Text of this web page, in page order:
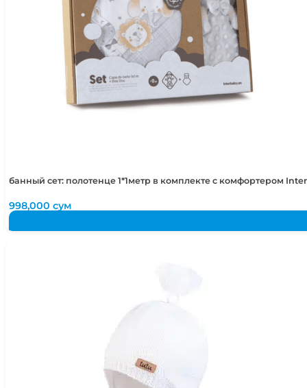
банный сет: полотенце 1*1метр в комплекте с комфортером
998,000сум